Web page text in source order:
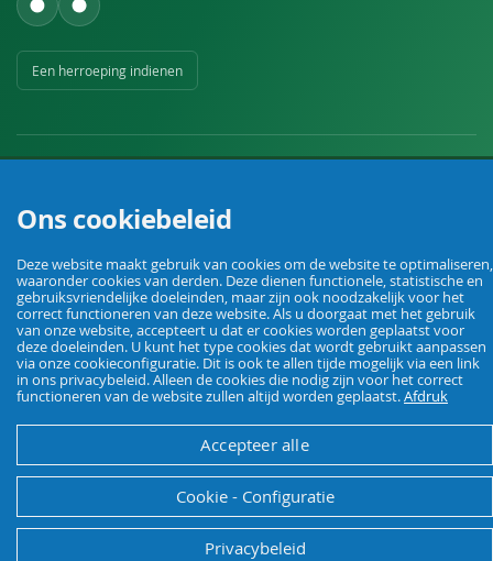
Een herroeping indienen
Uw vakhandel voor landbouw, veehouderij, huis, erf en tuin.
© Agrarking. Alle rechten voorbehouden.
Algemene voorwaardenPrivacybeleid HerroepingsrechtColofon
Ons cookiebeleid
Deze website maakt gebruik van cookies om de website te optimaliseren,
waaronder cookies van derden. Deze dienen functionele, statistische en
gebruiksvriendelijke doeleinden, maar zijn ook noodzakelijk voor het
correct functioneren van deze website. Als u doorgaat met het gebruik
van onze website, accepteert u dat er cookies worden geplaatst voor
deze doeleinden. U kunt het type cookies dat wordt gebruikt aanpassen
via onze cookieconfiguratie. Dit is ook te allen tijde mogelijk via een link
in ons privacybeleid. Alleen de cookies die nodig zijn voor het correct
functioneren van de website zullen altijd worden geplaatst.Afdruk
Accepteer alle
Cookie - Configuratie
Privacybeleid